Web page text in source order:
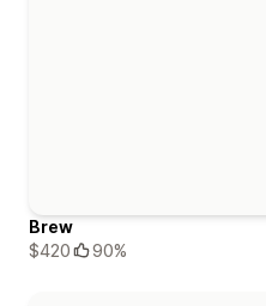
Brew
$420
90%